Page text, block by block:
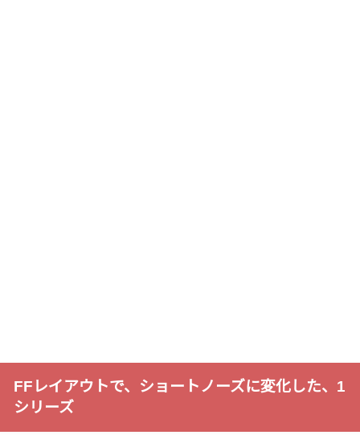
FFレイアウトで、ショートノーズに変化した、1
シリーズ